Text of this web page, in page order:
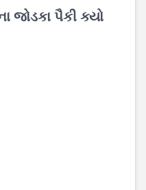
જોડકા પૈકી ક્યો